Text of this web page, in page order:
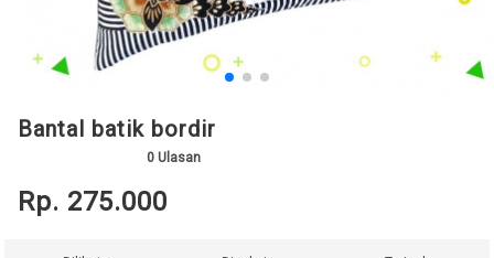
Bantal batik bordir
0 Ulasan
Rp. 275.000